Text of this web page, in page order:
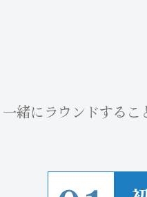
一緒にラウンドするこ